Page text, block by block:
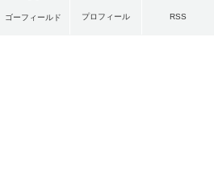
ゴーフィールド プロフィール RSS